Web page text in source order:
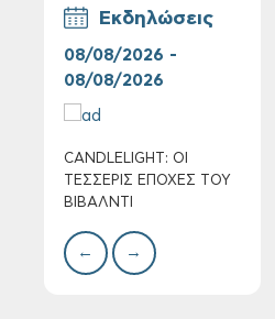
Εκδηλώσεις
08/08/2026 -
08/08/2026
CANDLELIGHT: ΟΙ
ΤΕΣΣΕΡΙΣ ΕΠΟΧΕΣ ΤΟΥ
ΒΙΒΑΛΝΤΙ
← →